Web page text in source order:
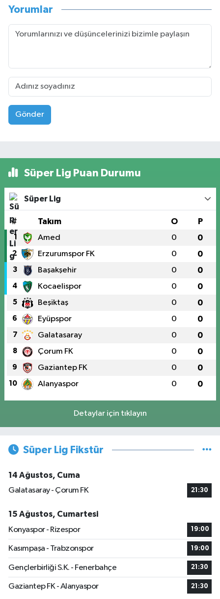
Yorumlar
Gönder
Süper Lig Puan Durumu
Süper Lig
# Takım O P
1 Amed 0 0
2 Erzurumspor FK 0 0
3 Başakşehir 0 0
4 Kocaelispor 0 0
5 Beşiktaş 0 0
6 Eyüpspor 0 0
7 Galatasaray 0 0
8 Çorum FK 0 0
9 Gaziantep FK 0 0
10 Alanyaspor 0 0
Detaylar için tıklayın
Süper Lig Fikstür
14 Ağustos, Cuma
Galatasaray - Çorum FK
21:30
15 Ağustos, Cumartesi
Konyaspor - Rizespor
19:00
Kasımpaşa - Trabzonspor 19:00
Gençlerbirliği S.K. - Fenerbahçe 21:30
Gaziantep FK - Alanyaspor 21:30